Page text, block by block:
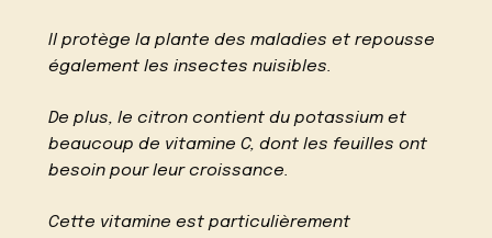
Il protège la plante des maladies et repousse
également les insectes nuisibles.
De plus, le citron contient du potassium et
beaucoup de vitamine C, dont les feuilles ont
besoin pour leur croissance.
Cette vitamine est particulièrement